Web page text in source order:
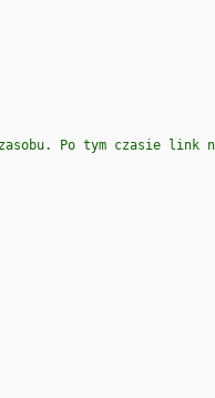
Po tym czasie link